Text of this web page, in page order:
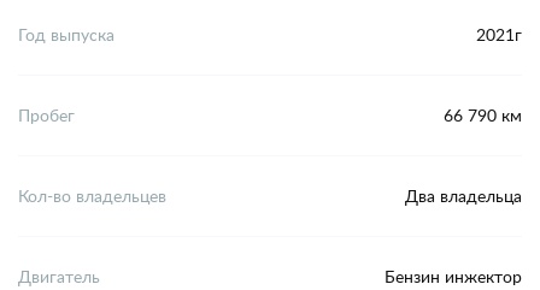
Год выпуска 2021г
Пробег 66 790 км
Кол-во владельцев Два владельца
Двигатель Бензин инжектор